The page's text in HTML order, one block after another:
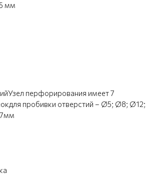
мм
перфорирования имеет 7
пробивки отверстий – Ø5; Ø8; Ø12;